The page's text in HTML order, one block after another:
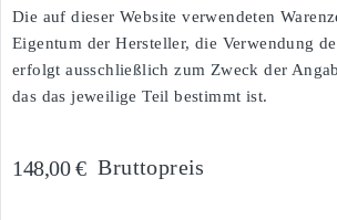
Die auf dieser Website verwendeten
Eigentum der Hersteller, die Verwendung
erfolgt ausschließlich zum Zweck der
das das jeweilige Teil bestimmt ist.
148,00 € Bruttopreis